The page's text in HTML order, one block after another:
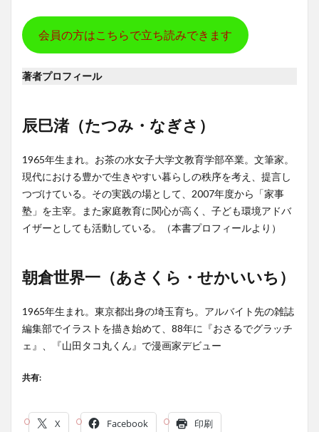
会員の方はこちらで立ち読みできます
著者プロフィール
辰巳渚（たつみ・なぎさ）
1965年生まれ。お茶の水女子大学文教育学部卒業。文筆家。
現代における豊かで生きやすい暮らしの秩序を考え、提言し
つづけている。その実践の場として、2007年度から「家事
塾」を主宰。また家庭教育に関心が高く、子ども環境アドバ
イザーとしても活動している。（本書プロフィールより）
朝倉世界一（あさくら・せかいいち）
1965年生まれ。東京都出身の埼玉育ち。アルバイト先の雑誌
編集部でイラストを描き始めて、88年に『おさるでグラッチ
ェ』、『山田タコ丸くん』で漫画家デビュー
共有:
X Facebook 印刷